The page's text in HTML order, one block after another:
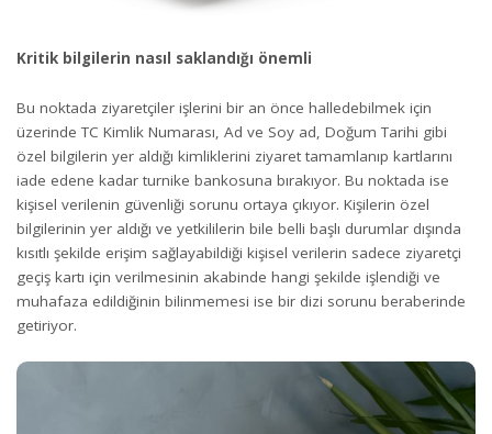
Kritik bilgilerin nasıl saklandığı önemli
Bu noktada ziyaretçiler işlerini bir an önce halledebilmek için
üzerinde TC Kimlik Numarası, Ad ve Soy ad, Doğum Tarihi gibi
özel bilgilerin yer aldığı kimliklerini ziyaret tamamlanıp kartlarını
iade edene kadar turnike bankosuna bırakıyor. Bu noktada ise
kişisel verilenin güvenliği sorunu ortaya çıkıyor. Kişilerin özel
bilgilerinin yer aldığı ve yetkililerin bile belli başlı durumlar dışında
kısıtlı şekilde erişim sağlayabildiği kişisel verilerin sadece ziyaretçi
geçiş kartı için verilmesinin akabinde hangi şekilde işlendiği ve
muhafaza edildiğinin bilinmemesi ise bir dizi sorunu beraberinde
getiriyor.